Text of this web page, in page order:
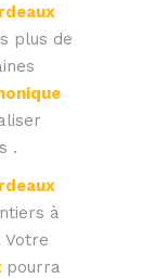
plus de
.
à
Votre
pourra